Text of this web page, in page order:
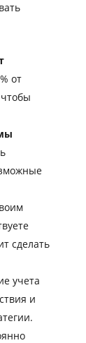
от
сделать
учета
и